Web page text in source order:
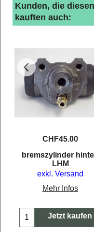
Kunden, die
kauften auch:
CHF45.00
bremszylinder
LHM
exkl. Versand
Mehr Infos
Jetzt kaufen